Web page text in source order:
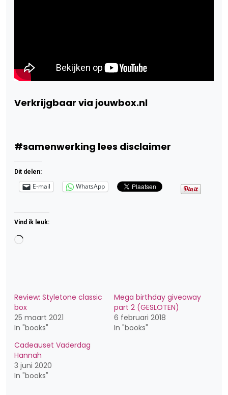
Verkrijgbaar via jouwbox.nl
#samenwerking lees disclaimer
Dit delen:
E-mail WhatsApp
Vind ik leuk:
Aan
Review: Styletone classic
box
25 maart 2021
In "books"
Mega birthday giveaway
part 2 (GESLOTEN)
6 februari 2018
In "books"
Cadeauset Vaderdag
Hannah
3 juni 2020
In "books"